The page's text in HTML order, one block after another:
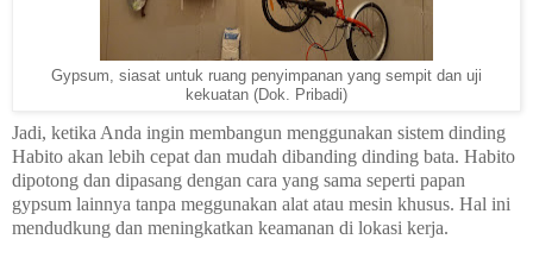
Gypsum, siasat untuk ruang penyimpanan yang sempit dan uji
kekuatan (Dok. Pribadi)
Jadi, ketika Anda ingin membangun menggunakan sistem dinding
Habito akan lebih cepat dan mudah dibanding dinding bata. Habito
dipotong dan dipasang dengan cara yang sama seperti papan
gypsum lainnya tanpa meggunakan alat atau mesin khusus. Hal ini
mendudkung dan meningkatkan keamanan di lokasi kerja.